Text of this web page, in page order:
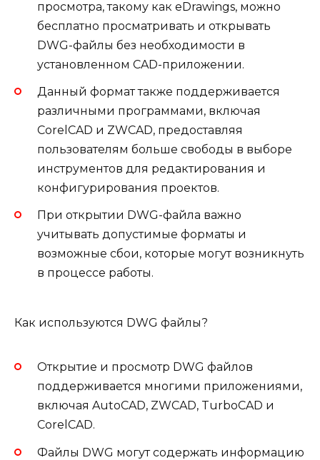
просмотра, такому как eDrawings, можно
бесплатно просматривать и открывать
DWG-файлы без необходимости в
установленном CAD-приложении.
Данный формат также поддерживается
различными программами, включая
CorelCAD и ZWCAD, предоставляя
пользователям больше свободы в выборе
инструментов для редактирования и
конфигурирования проектов.
При открытии DWG-файла важно
учитывать допустимые форматы и
возможные сбои, которые могут возникнуть
в процессе работы.
Как используются DWG файлы?
Открытие и просмотр DWG файлов
поддерживается многими приложениями,
включая AutoCAD, ZWCAD, TurboCAD и
CorelCAD.
Файлы DWG могут содержать информацию